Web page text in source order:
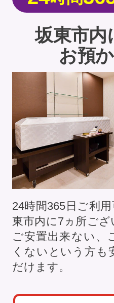
坂東市内
お預
24時間365日ご利
東市内に7ヵ所ござ
ご安置出来ない、
くないという方も
だけます。